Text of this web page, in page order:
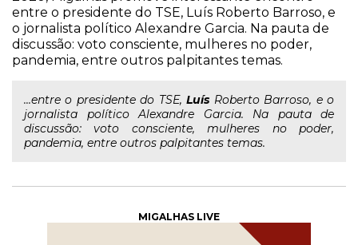
entre o presidente do TSE, Luís Roberto Barroso, e
o jornalista político Alexandre Garcia. Na pauta de
discussão: voto consciente, mulheres no poder,
pandemia, entre outros palpitantes temas.
...entre o presidente do TSE,Luís Roberto Barroso, e o
jornalista político Alexandre Garcia. Na pauta de
discussão: voto consciente, mulheres no poder,
pandemia, entre outros palpitantes temas.
MIGALHAS LIVE